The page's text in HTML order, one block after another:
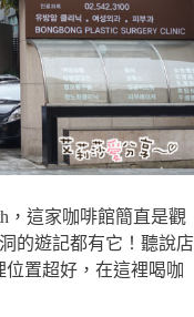
，這家咖啡館簡直是觀
的遊記都有它！聽說店
置超好，在這裡喝咖